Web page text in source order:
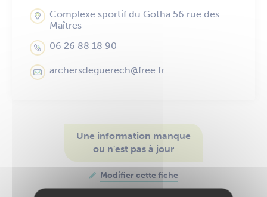
Complexe sportif du Gotha 56 rue des
Maîtres
06 26 88 18 90
archersdeguerech@free.fr
Une information manque
ou n'est pas à jour
Modifier cette fiche